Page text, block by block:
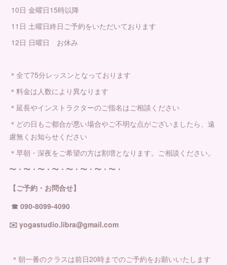
10日 金曜日15時以降
11日 土曜日終日ご予約をいただいております
12日 日曜日 お休み
＊全て75分レッスンとなっております
＊料金は人数により異なります
＊延長やインストラクターのご指名はご相談ください
＊どの日もご都合が悪い場合やご不明な点がございましたら、遠
慮無くお知らせください
＊早朝・深夜をご希望の方は割増となります。ご相談ください。
〜・〜・〜・〜・〜・〜・〜・〜・
【ご予約・お問合せ】
☎︎ 090-8099-4090
✉️ yogastudio.libra@gmail.com
＊朝一番のクラスは前日20時までのご予約をお願いいたします